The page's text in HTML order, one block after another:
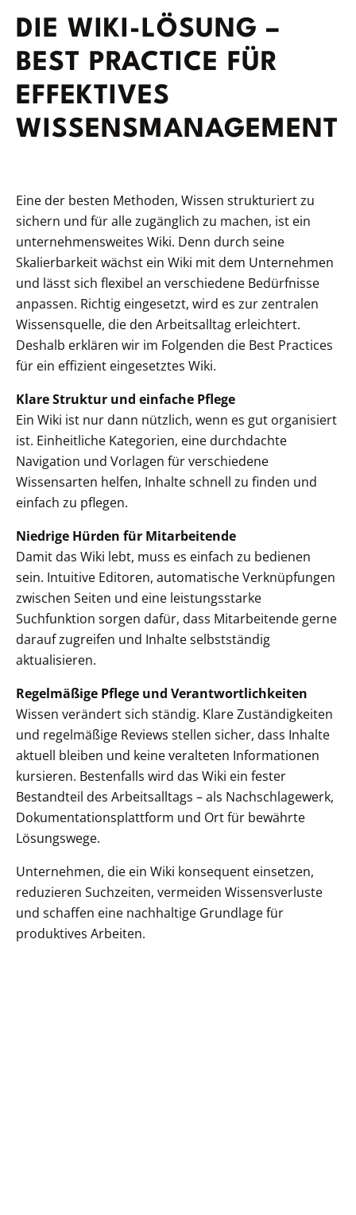
DIE WIKI-LÖSUNG –
BEST PRACTICE FÜR
EFFEKTIVES
WISSENSMANAGEMENT
Eine der besten Methoden, Wissen strukturiert zu
sichern und für alle zugänglich zu machen, ist ein
unternehmensweites Wiki. Denn durch seine
Skalierbarkeit wächst ein Wiki mit dem Unternehmen
und lässt sich flexibel an verschiedene Bedürfnisse
anpassen. Richtig eingesetzt, wird es zur zentralen
Wissensquelle, die den Arbeitsalltag erleichtert.
Deshalb erklären wir im Folgenden die Best Practices
für ein effizient eingesetztes Wiki.
Klare Struktur und einfache Pflege
Ein Wiki ist nur dann nützlich, wenn es gut organisiert
ist. Einheitliche Kategorien, eine durchdachte
Navigation und Vorlagen für verschiedene
Wissensarten helfen, Inhalte schnell zu finden und
einfach zu pflegen.
Niedrige Hürden für Mitarbeitende
Damit das Wiki lebt, muss es einfach zu bedienen
sein. Intuitive Editoren, automatische Verknüpfungen
zwischen Seiten und eine leistungsstarke
Suchfunktion sorgen dafür, dass Mitarbeitende gerne
darauf zugreifen und Inhalte selbstständig
aktualisieren.
Regelmäßige Pflege und Verantwortlichkeiten
Wissen verändert sich ständig. Klare Zuständigkeiten
und regelmäßige Reviews stellen sicher, dass Inhalte
aktuell bleiben und keine veralteten Informationen
kursieren. Bestenfalls wird das Wiki ein fester
Bestandteil des Arbeitsalltags – als Nachschlagewerk,
Dokumentationsplattform und Ort für bewährte
Lösungswege.
Unternehmen, die ein Wiki konsequent einsetzen,
reduzieren Suchzeiten, vermeiden Wissensverluste
und schaffen eine nachhaltige Grundlage für
produktives Arbeiten.